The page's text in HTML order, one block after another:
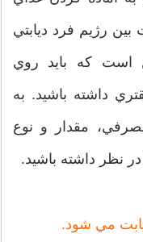
رژيم فرد ديابتي
است كه بايد روي
داشته باشيد. به
مقدار و نوع
در نظر داشته باشيد.
مي شود.